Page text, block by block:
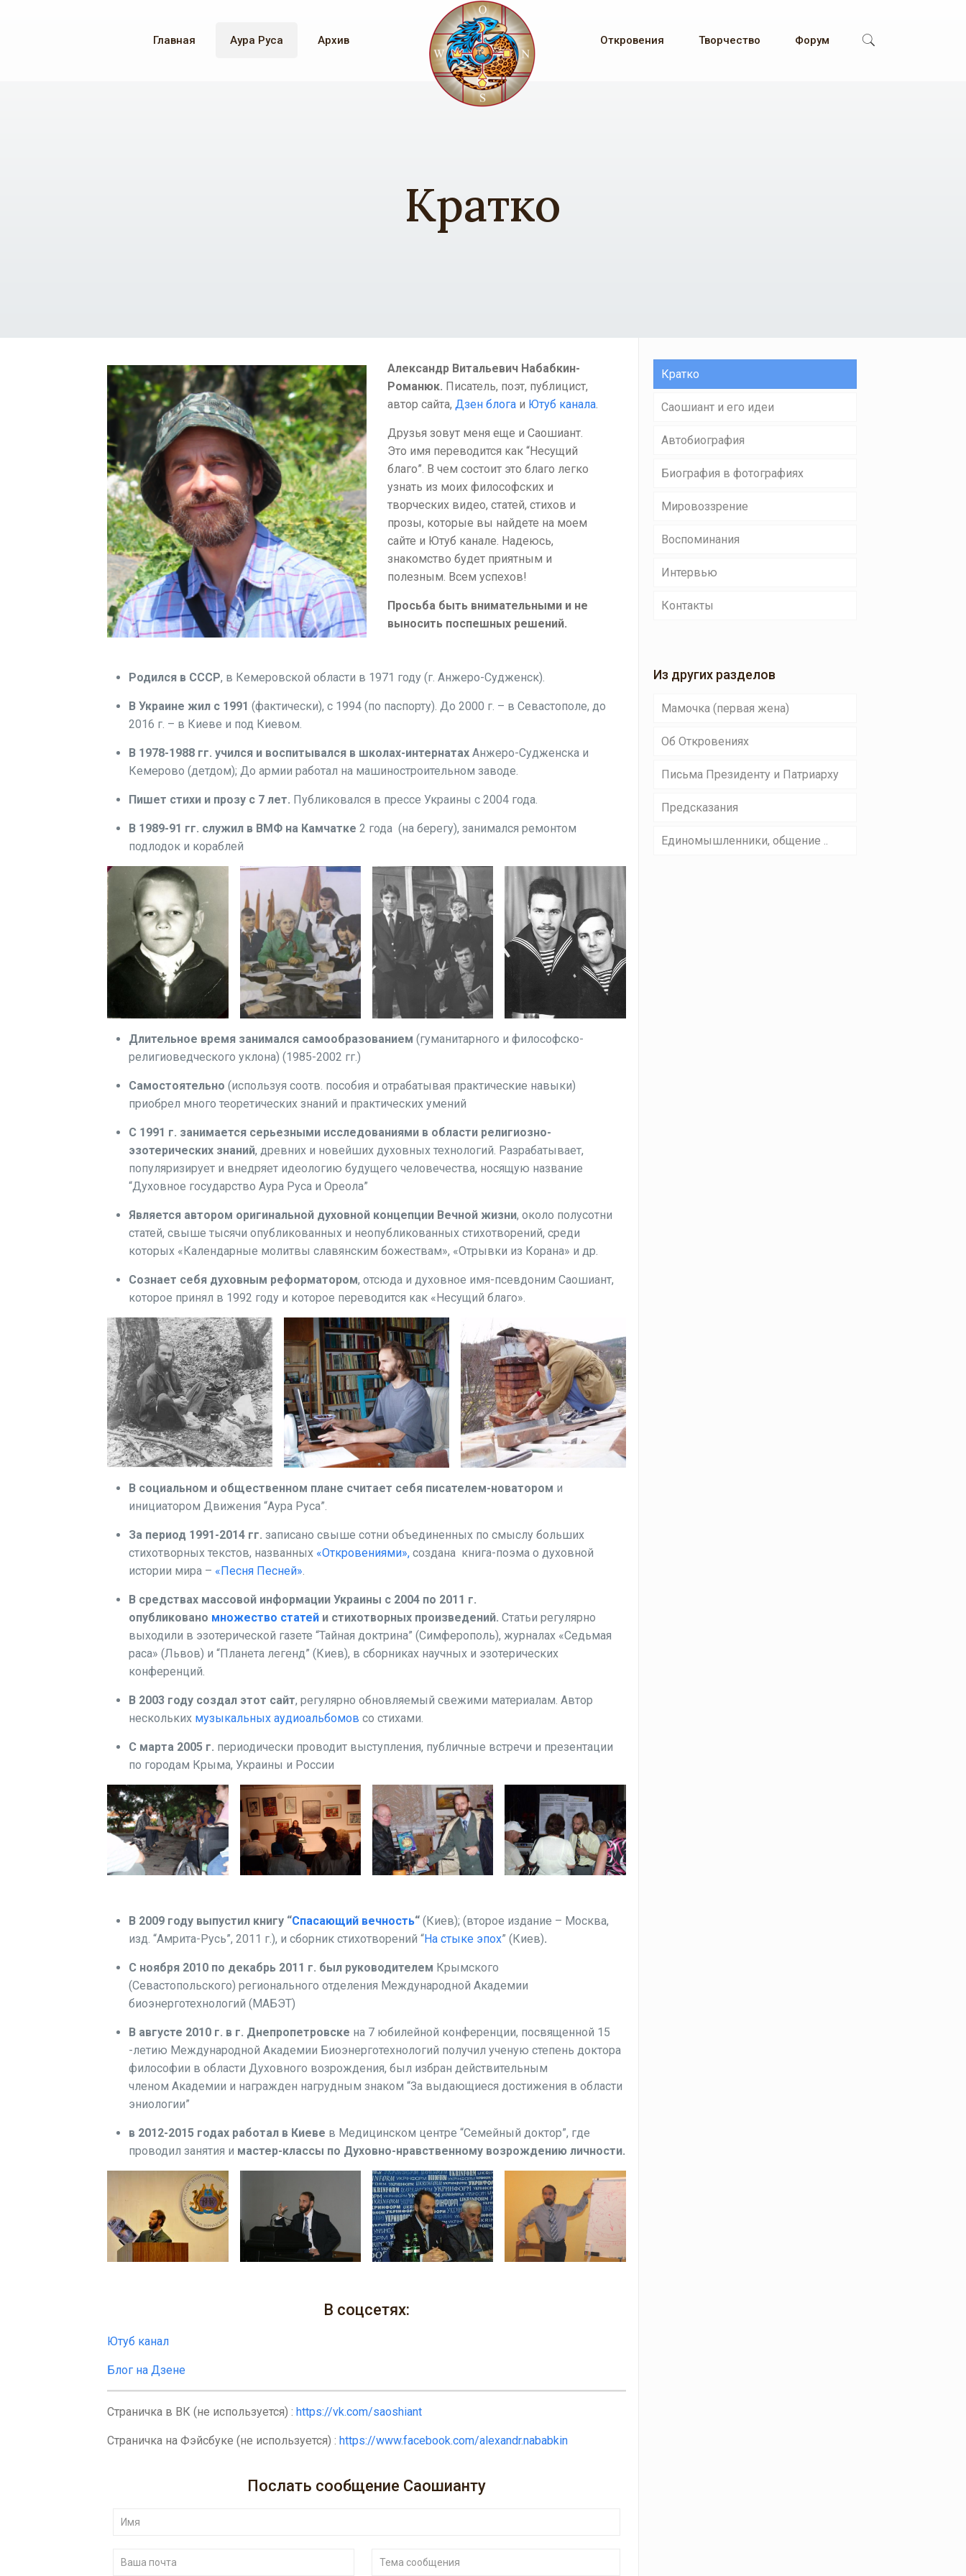
Главная Аура Руса Архив Откровения Творчество Форум
Кратко
Александр Витальевич Набабкин-
Романюк. Писатель, поэт, публицист,
автор сайта, Дзен блогаи Ютуб канала.
Друзья зовут меня еще и Саошиант.
Это имя переводится как “Несущий
благо”. В чем состоит это благо легко
узнать из моих философских и
творческих видео, статей, стихов и
прозы, которые вы найдете на моем
сайте и Ютуб канале. Надеюсь,
знакомство будет приятным и
полезным. Всем успехов!
Просьба быть внимательными и не
выносить поспешных решений.
Родился в СССР, в Кемеровской области в 1971 году (г. Анжеро-Судженск).
В Украине жил с 1991 (фактически), с 1994 (по паспорту). До 2000 г. – в Севастополе, до
2016 г. – в Киеве и под Киевом.
В 1978-1988 гг. учился и воспитывался в школах-интернатах Анжеро-Судженска и
Кемерово (детдом); До армии работал на машиностроительном заводе.
Пишет стихи и прозу с 7 лет. Публиковался в прессе Украины с 2004 года.
В 1989-91 гг. служил в ВМФ на Камчатке2 года (на берегу), занимался ремонтом
подлодок и кораблей
Длительное время занимался самообразованием (гуманитарного и философско-
религиоведческого уклона) (1985-2002 гг.)
Самостоятельно (используя соотв. пособия и отрабатывая практические навыки)
приобрел много теоретических знаний и практических умений
С 1991 г. занимается серьезными исследованиями в области религиозно-
эзотерических знаний, древних и новейших духовных технологий. Разрабатывает,
популяризирует и внедряет идеологию будущего человечества, носящую название
“Духовное государство Аура Руса и Ореола”
Является автором оригинальной духовной концепции Вечной жизни, около полусотни
статей, свыше тысячи опубликованных и неопубликованных стихотворений, среди
которых «Календарные молитвы славянским божествам», «Отрывки из Корана» и др.
Сознает себя духовным реформатором, отсюда и духовное имя-псевдоним Саошиант,
которое принял в 1992 году и которое переводится как «Несущий благо».
В социальном и общественном плане считает себя писателем-новатором и
инициатором Движения “Аура Руса”.
За период 1991-2014 гг. записано свыше сотни объединенных по смыслу больших
стихотворных текстов, названных «Откровениями», создана книга-поэма о духовной
истории мира – «Песня Песней».
В средствах массовой информации Украины с 2004 по 2011 г.
опубликовано множество статей и стихотворных произведений. Статьи регулярно
выходили в эзотерической газете “Тайная доктрина” (Симферополь), журналах «Седьмая
раса» (Львов) и “Планета легенд” (Киев), в сборниках научных и эзотерических
конференций.
В 2003 году создал этот сайт, регулярно обновляемый свежими материалам. Автор
нескольких музыкальных аудиоальбомов со стихами.
С марта 2005 г. периодически проводит выступления, публичные встречи и презентации
по городам Крыма, Украины и России
В 2009 году выпустил книгу “Спасающий вечность“ (Киев); (второе издание – Москва,
изд. “Амрита-Русь”, 2011 г.), и сборник стихотворений “На стыке эпох” (Киев).
С ноября 2010 по декабрь 2011 г. был руководителем Крымского
(Севастопольского) регионального отделения Международной Академии
биоэнерготехнологий (МАБЭТ)
В августе 2010 г. в г. Днепропетровске на 7 юбилейной конференции, посвященной 15
-летию Международной Академии Биоэнерготехнологий получил ученую степень доктора
философии в области Духовного возрождения, был избран действительным
членом Академии и награжден нагрудным знаком “За выдающиеся достижения в области
эниологии”
в 2012-2015 годах работал в Киеве в Медицинском центре “Семейный доктор”, где
проводил занятия и мастер-классы по Духовно-нравственному возрождению личности.
В соцсетях:
Ютуб канал
Блог на Дзене
Страничка в ВК (не используется) :https://vk.com/saoshiant
Страничка на Фэйсбуке (не используется) :https://www.facebook.com/alexandr.nababkin
Послать сообщение Саошианту
Кратко
Саошиант и его идеи
Автобиография
Биография в фотографиях
Мировоззрение
Воспоминания
Интервью
Контакты
Из других разделов
Мамочка (первая жена)
Об Откровениях
Письма Президенту и Патриарху
Предсказания
Единомышленники, общение ..